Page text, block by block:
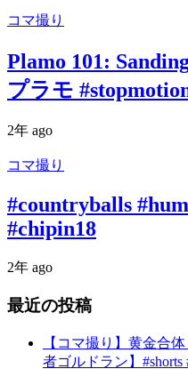
コマ撮り
Plamo 101:
プラモ
2年 ago
コマ撮り
#countryballs
#chipin18
2年 ago
最近の投稿
【コマ撮り】黄金合
者ゴルドラン】#shorts